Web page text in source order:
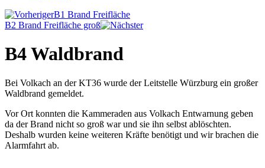
B1 Brand Freifläche
B2 Brand Freifläche groß
B4 Waldbrand
Bei Volkach an der KT36 wurde der Leitstelle Würzburg ein großer
Waldbrand gemeldet.
Vor Ort konnten die Kammeraden aus Volkach Entwarnung geben
da der Brand nicht so groß war und sie ihn selbst ablöschten.
Deshalb wurden keine weiteren Kräfte benötigt und wir brachen die
Alarmfahrt ab.